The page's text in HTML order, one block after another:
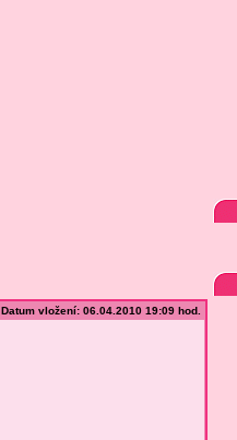
Datum vložení: 06.04.2010 19:09 hod.